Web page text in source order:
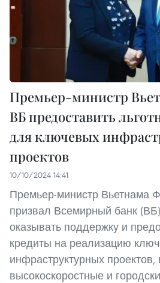
Премьер-министр
ВБ предоставить
для ключевых
проектов
10/10/2024 14:41
Премьер-министр Вьетнама
призвал Всемирный банк
оказывать поддержку и
кредиты на реализацию
инфраструктурных
высокоскоростные и